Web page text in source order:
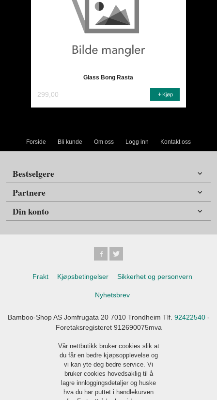
Glass Bong Rasta
299,00 Kjøp
Forside Bli kunde Om oss Logg inn Kontakt oss
Bestselgere
Partnere
Din konto
Frakt Kjøpsbetingelser Sikkerhet og personvern
Nyhetsbrev
Bamboo-Shop AS Jomfrugata 20 7010 Trondheim Tlf. 92422540-
Foretaksregisteret 912690075mva
Vår nettbutikk bruker cookies slik at
du får en bedre kjøpsopplevelse og
vi kan yte deg bedre service. Vi
bruker cookies hovedsaklig til å
lagre innloggingsdetaljer og huske
hva du har puttet i handlekurven